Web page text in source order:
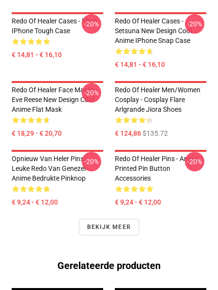
Redo Of Healer Cases - Flare
IPhone Tough Case
€ 14,81 - € 16,10
-20%
Redo Of Healer Cases -
Setsuna New Design Cool
Anime IPhone Snap Case
€ 14,81 - € 16,10
-20%
Redo Of Healer Face Masks -
Eve Reese New Design Cool
Anime Flat Mask
€ 18,29 - € 20,70
-20%
Redo Of Healer Men/Women
Cosplay - Cosplay Flare
Arlgrande Jiora Shoes
€ 124,86$135.72
Opnieuw Van Heler Pins -
Leuke Redo Van Genezer
Anime Bedrukte Pinknop
€ 9,24 - € 12,00
-20%
Redo Of Healer Pins - Anime
Printed Pin Button
Accessories
€ 9,24 - € 12,00
-20%
BEKIJK MEER
Gerelateerde producten